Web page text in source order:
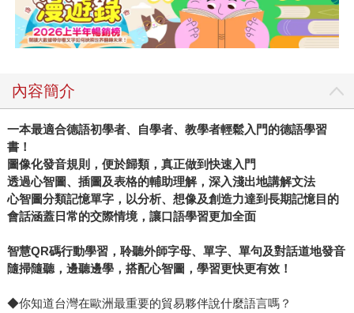
內容簡介
一本最適合德語初學者、自學者、教學者輕鬆入門的德語學習
書！
圖像化發音規則，便於歸類，真正做到快速入門
透過心智圖、插圖及表格的輔助理解，深入淺出地講解文法
心智圖分類記憶單字，以分析、想像及創造力達到長期記憶目的
會話涵蓋日常的交際情境，讓口語學習更加全面
智慧QR碼行動學習，聆聽外師字母、單字、單句及對話道地發音
隨掃隨聽，邊聽邊學，搭配心智圖，學習更快更有效！
◆你知道台灣在歐洲最重要的貿易夥伴說什麼語言嗎？